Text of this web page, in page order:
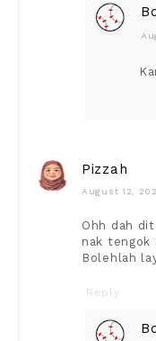
Pizzah
August 12,
Ohh dah
nak tengok
Bolehlah
Reply